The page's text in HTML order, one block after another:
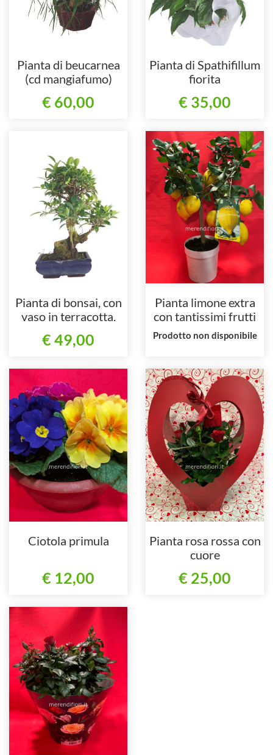
Pianta di beucarnea
(cd mangiafumo)
€ 60,00
Pianta di Spathifillum
fiorita
€ 35,00
Pianta di bonsai, con
vaso in terracotta.
€ 49,00
Pianta limone extra
con tantissimi frutti
Prodotto non disponibile
Ciotola primula
€ 12,00
Pianta rosa rossa con
cuore
€ 25,00